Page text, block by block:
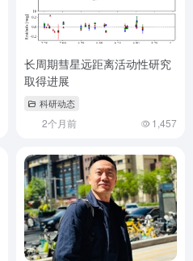
长周期彗星远距离活动性研究
取得进展
科研动态
2个月前 1,457